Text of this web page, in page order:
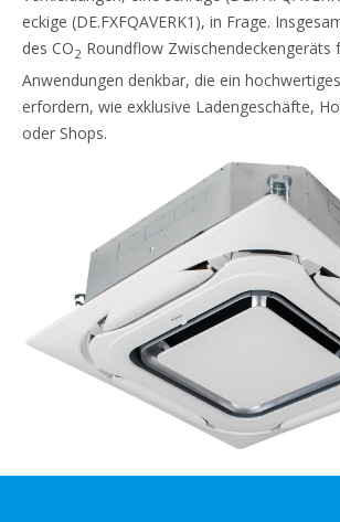
eckige (DE.FXFQAVERK1), in Frage.
des CO2 Roundflow Zwischendeckengeräts
Anwendungen denkbar, die ein
erfordern, wie exklusive Ladengeschäfte,
oder Shops.